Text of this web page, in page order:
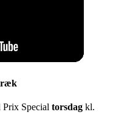
Special torsdag kl.